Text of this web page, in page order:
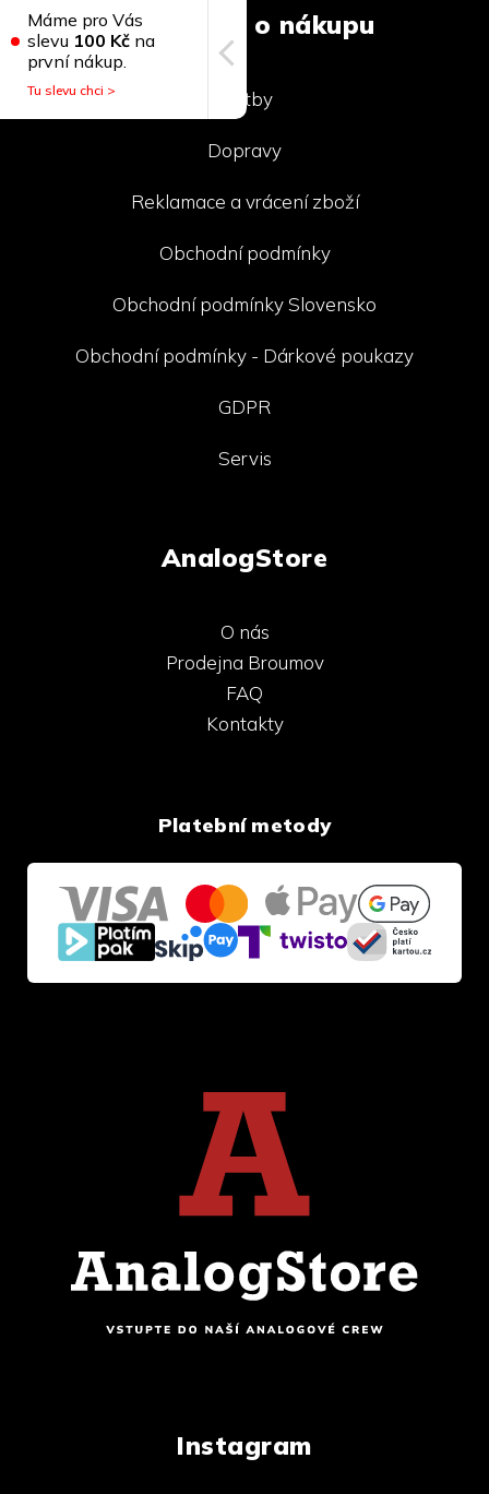
Informace o nákupu
Platby
Dopravy
Reklamace a vrácení zboží
Obchodní podmínky
Obchodní podmínky Slovensko
Obchodní podmínky - Dárkové poukazy
GDPR
Servis
AnalogStore
O nás
Prodejna Broumov
FAQ
Kontakty
Platební metody
Instagram
Máme pro Vás
slevu 100 Kč na
první nákup.
Tu slevu chci >